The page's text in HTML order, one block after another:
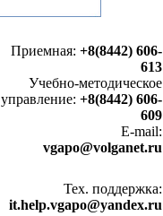
Приемная: +8(8442) 606-
613
Учебно-методическое
управление: +8(8442) 606-
609
E-mail:
vgapo@volganet.ru
Тех. поддержка:
it.help.vgapo@yandex.ru